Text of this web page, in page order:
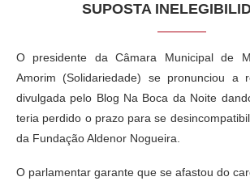
SUPOSTA
O presidente da Câmara Municipal de
Amorim (Solidariedade) se pronunciou a
divulgada pelo Blog Na Boca da Noite
teria perdido o prazo para se
da Fundação Aldenor Nogueira.
O parlamentar garante que se afastou do